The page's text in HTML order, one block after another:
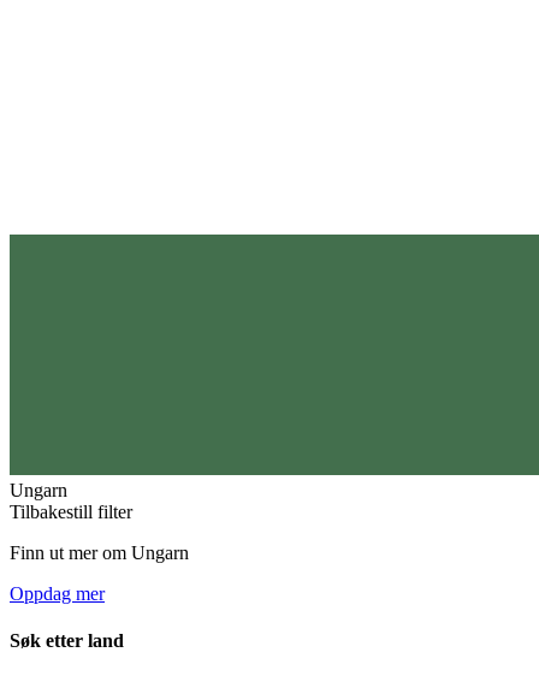
Ungarn
Tilbakestill filter
Finn ut mer om Ungarn
Oppdag mer
Søk etter land